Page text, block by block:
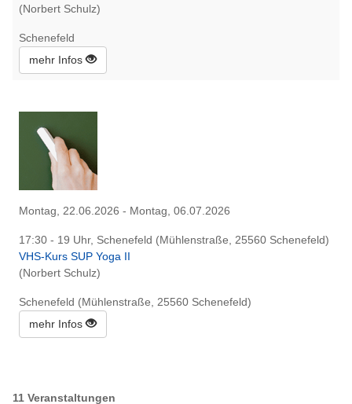
(Norbert Schulz)
Schenefeld
mehr Infos
Montag, 22.06.2026 - Montag, 06.07.2026
17:30 - 19 Uhr, Schenefeld (Mühlenstraße, 25560 Schenefeld)
VHS-Kurs SUP Yoga II
(Norbert Schulz)
Schenefeld (Mühlenstraße, 25560 Schenefeld)
mehr Infos
11 Veranstaltungen